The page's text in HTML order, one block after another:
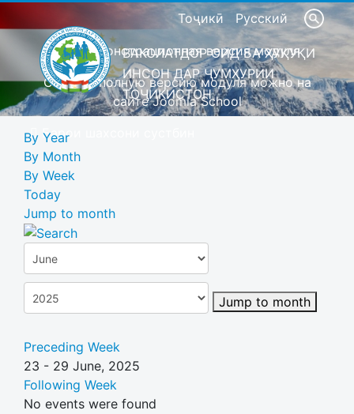
Тоҷикӣ Русский
Это демонстрационная версия модуля
Скачать полную версию модуля можно на
сайте Joomla School
Барои шахсони сустбин
ВАКОЛАТДОР ОИД БА ҲУҚУҚИ
ИНСОН ДАР ҶУМҲУРИИ
ТОҶИКИСТОН
By Year
By Month
By Week
Today
Jump to month
Jump to month
Preceding Week
23 - 29 June, 2025
Following Week
No events were found